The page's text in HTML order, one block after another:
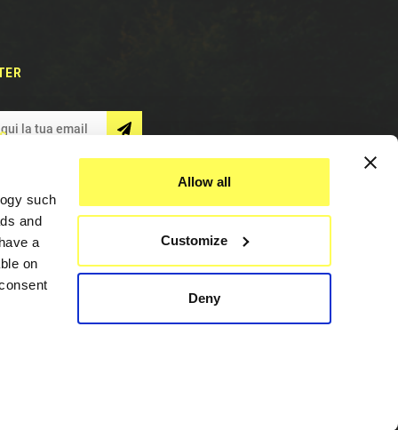
such
and
a
on
Allow all
Customize
Deny
Assistenza